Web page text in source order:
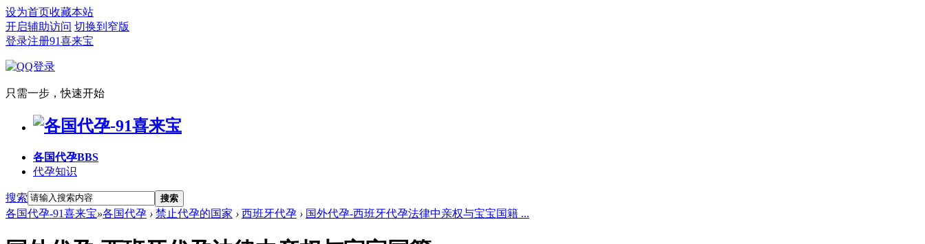
设为首页收藏本站
开启辅助访问 切换到窄版
登录注册91喜来宝
只需一步，快速开始
各国代孕BBS
代孕知识
搜索 搜索
各国代孕-91喜来宝»各国代孕 › 禁止代孕的国家 › 西班牙代孕 › 国外代孕-西班牙代孕法律中亲权与宝宝国籍 ...